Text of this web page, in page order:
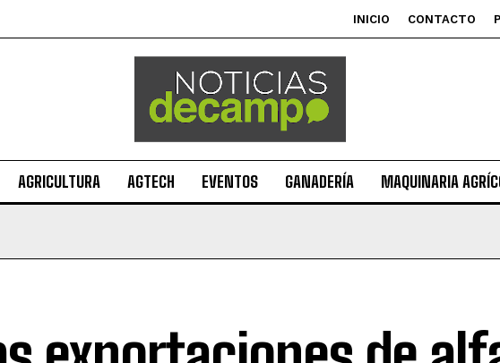
INICIO CONTACTO
AGRICULTURA AGTECH EVENTOS GANADERÍA MAQUINARIA